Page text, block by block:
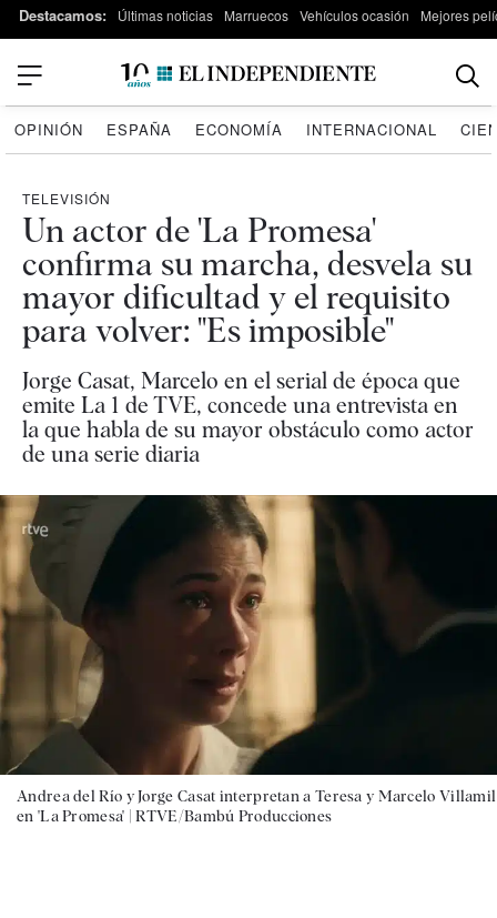
Destacamos: Últimas noticias Marruecos Vehículos ocasión Mejores
OPINIÓN ESPAÑA ECONOMÍA INTERNACIONAL
TELEVISIÓN
Un actor de 'La Promesa'
confirma su marcha, desvela su
mayor dificultad y el requisito
para volver: "Es imposible"
Jorge Casat, Marcelo en el serial de época que
emite La 1 de TVE, concede una entrevista en
la que habla de su mayor obstáculo como actor
de una serie diaria
Andrea del Río y Jorge Casat interpretan a Teresa y Marcelo Villamil
en 'La Promesa' |RTVE/Bambú Producciones